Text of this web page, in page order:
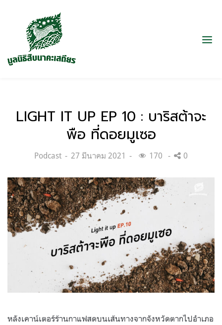
LIGHT IT UP EP 10 : บาริสต้าจะ
พือ ที่ดอยมูเซอ
Categories:
Podcast
Posted
27 มีนาคม 2021 170 0
หลังเคาน์เตอร์ร้านกาแฟสดบนเส้นทางจากจังหวัดตากไปอำเภอ